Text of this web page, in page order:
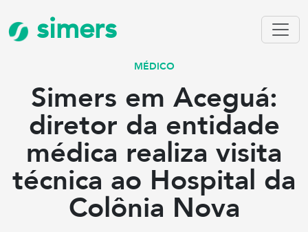
simers
MÉDICO
Simers em Aceguá:
diretor da entidade
médica realiza visita
técnica ao Hospital da
Colônia Nova